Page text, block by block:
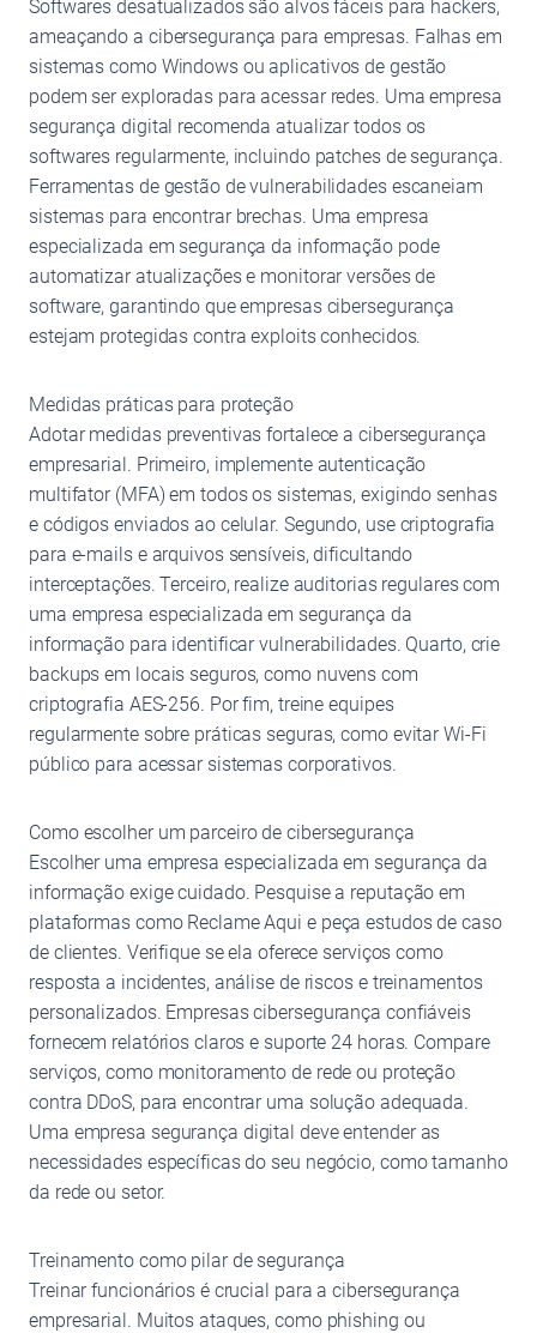
Softwares desatualizados são alvos fáceis para hackers,
ameaçando a cibersegurança para empresas. Falhas em
sistemas como Windows ou aplicativos de gestão
podem ser exploradas para acessar redes. Uma empresa
segurança digital recomenda atualizar todos os
softwares regularmente, incluindo patches de segurança.
Ferramentas de gestão de vulnerabilidades escaneiam
sistemas para encontrar brechas. Uma empresa
especializada em segurança da informação pode
automatizar atualizações e monitorar versões de
software, garantindo que empresas cibersegurança
estejam protegidas contra exploits conhecidos.
Medidas práticas para proteção
Adotar medidas preventivas fortalece a cibersegurança
empresarial. Primeiro, implemente autenticação
multifator (MFA) em todos os sistemas, exigindo senhas
e códigos enviados ao celular. Segundo, use criptografia
para e-mails e arquivos sensíveis, dificultando
interceptações. Terceiro, realize auditorias regulares com
uma empresa especializada em segurança da
informação para identificar vulnerabilidades. Quarto, crie
backups em locais seguros, como nuvens com
criptografia AES-256. Por fim, treine equipes
regularmente sobre práticas seguras, como evitar Wi-Fi
público para acessar sistemas corporativos.
Como escolher um parceiro de cibersegurança
Escolher uma empresa especializada em segurança da
informação exige cuidado. Pesquise a reputação em
plataformas como Reclame Aqui e peça estudos de caso
de clientes. Verifique se ela oferece serviços como
resposta a incidentes, análise de riscos e treinamentos
personalizados. Empresas cibersegurança confiáveis
fornecem relatórios claros e suporte 24 horas. Compare
serviços, como monitoramento de rede ou proteção
contra DDoS, para encontrar uma solução adequada.
Uma empresa segurança digital deve entender as
necessidades específicas do seu negócio, como tamanho
da rede ou setor.
Treinamento como pilar de segurança
Treinar funcionários é crucial para a cibersegurança
empresarial. Muitos ataques, como phishing ou